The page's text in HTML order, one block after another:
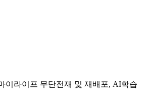
이라이프 무단전재 및 재배포, AI학습